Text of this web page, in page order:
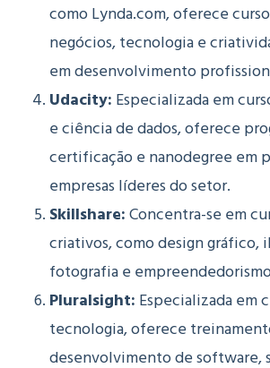
como Lynda.com, oferece
negócios, tecnologia e
em desenvolvimento
Udacity: Especializada em
e ciência de dados, oferece
certificação e nanodegree em
empresas líderes do setor.
Skillshare:Concentra-se em
criativos, como design gráfico,
fotografia e
Pluralsight: Especializada em
tecnologia, oferece
desenvolvimento de software,